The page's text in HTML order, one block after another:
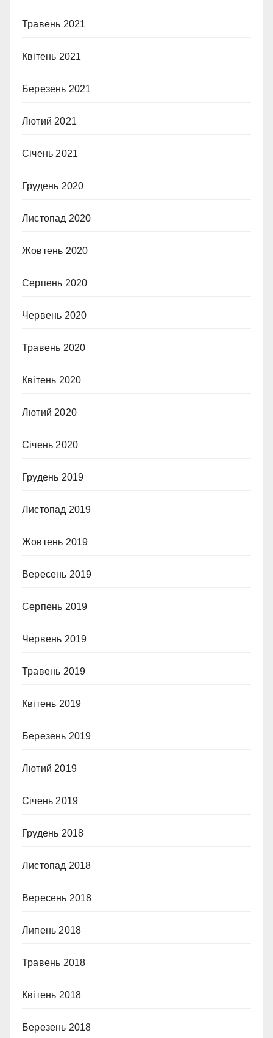
Травень 2021
Квітень 2021
Березень 2021
Лютий 2021
Січень 2021
Грудень 2020
Листопад 2020
Жовтень 2020
Серпень 2020
Червень 2020
Травень 2020
Квітень 2020
Лютий 2020
Січень 2020
Грудень 2019
Листопад 2019
Жовтень 2019
Вересень 2019
Серпень 2019
Червень 2019
Травень 2019
Квітень 2019
Березень 2019
Лютий 2019
Січень 2019
Грудень 2018
Листопад 2018
Вересень 2018
Липень 2018
Травень 2018
Квітень 2018
Березень 2018